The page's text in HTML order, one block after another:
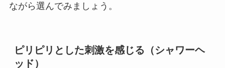
ながら選んでみましょう。
ピリピリとした刺激を感じる（シャワーヘ
ッド）